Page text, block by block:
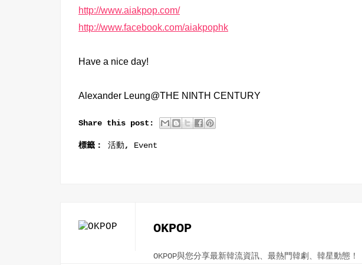
http://www.aiakpop.com/
http://www.facebook.com/aiakpophk
Have a nice day!
Alexander Leung@THE NINTH CENTURY
Share this post:
標籤： 活動, Event
OKPOP
OKPOP與您分享最新韓流資訊、最熱門韓劇、韓星動態！